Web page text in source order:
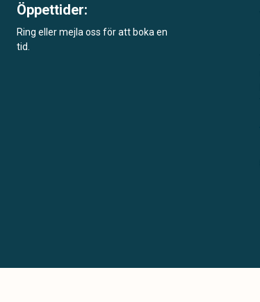
Öppettider:
Ring eller mejla oss för att boka en
tid.